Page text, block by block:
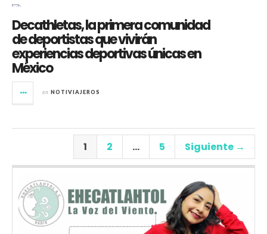
Decathletas, la primera comunidad
de deportistas que vivirán
experiencias deportivas únicas en
México
en NOTIVIAJEROS
1 2 … 5 Siguiente →